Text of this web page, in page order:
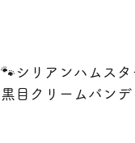
🐾シリアンハムスタ
黒目クリームバン